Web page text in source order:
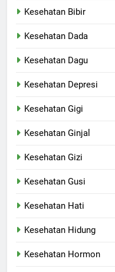
Kesehatan Bibir
Kesehatan Dada
Kesehatan Dagu
Kesehatan Depresi
Kesehatan Gigi
Kesehatan Ginjal
Kesehatan Gizi
Kesehatan Gusi
Kesehatan Hati
Kesehatan Hidung
Kesehatan Hormon